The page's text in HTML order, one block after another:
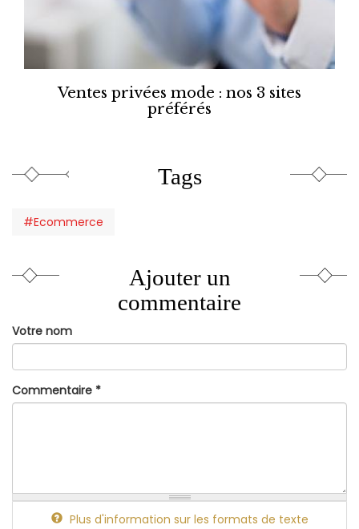
Ventes privées mode : nos 3 sites
préférés
Tags
#Ecommerce
Ajouter un
commentaire
Votre nom
Commentaire *
Plus d'information sur les formats de texte